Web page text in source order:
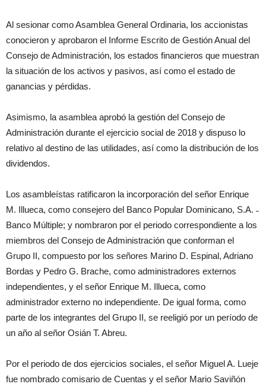
Al sesionar como Asamblea General Ordinaria, los accionistas
conocieron y aprobaron el Informe Escrito de Gestión Anual del
Consejo de Administración, los estados financieros que muestran
la situación de los activos y pasivos, así como el estado de
ganancias y pérdidas.
Asimismo, la asamblea aprobó la gestión del Consejo de
Administración durante el ejercicio social de 2018 y dispuso lo
relativo al destino de las utilidades, así como la distribución de los
dividendos.
Los asambleístas ratificaron la incorporación del señor Enrique
M. Illueca, como consejero del Banco Popular Dominicano, S.A. ˗
Banco Múltiple; y nombraron por el periodo correspondiente a los
miembros del Consejo de Administración que conforman el
Grupo II, compuesto por los señores Marino D. Espinal, Adriano
Bordas y Pedro G. Brache, como administradores externos
independientes, y el señor Enrique M. Illueca, como
administrador externo no independiente. De igual forma, como
parte de los integrantes del Grupo II, se reeligió por un período de
un año al señor Osián T. Abreu.
Por el periodo de dos ejercicios sociales, el señor Miguel A. Lueje
fue nombrado comisario de Cuentas y el señor Mario Saviñón